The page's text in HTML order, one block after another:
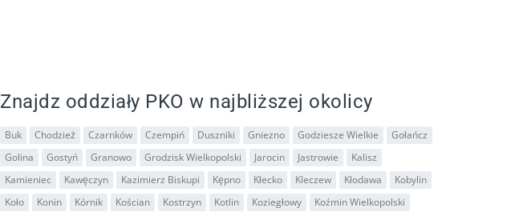
Znajdz oddziały PKO w najbliższej okolicy
Buk Chodzież Czarnków Czempiń Duszniki Gniezno Godziesze Wielkie
Gołańcz
Golina
Gostyń Granowo Grodzisk Wielkopolski Jarocin Jastrowie
Kalisz
Kamieniec
Kawęczyn Kazimierz Biskupi Kępno Kłecko Kleczew Kłodawa
Kobylin
Koło
Konin Kórnik Kościan Kostrzyn Kotlin Koziegłowy
Koźmin Wielkopolski